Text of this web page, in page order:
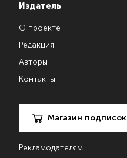
Издатель
О проекте
Редакция
Авторы
Контакты
Магазин подписок
Рекламодателям